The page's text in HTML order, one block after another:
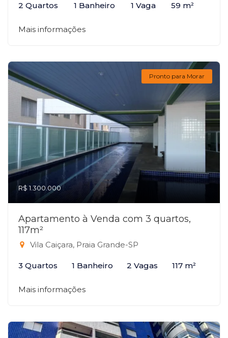
2 Quartos 1 Banheiro 1 Vaga 59 m²
Mais informações
Pronto para Morar
R$ 1.300.000
Apartamento à Venda com 3 quartos,
117m²
Vila Caiçara, Praia Grande-SP
3 Quartos 1 Banheiro 2 Vagas 117 m²
Mais informações